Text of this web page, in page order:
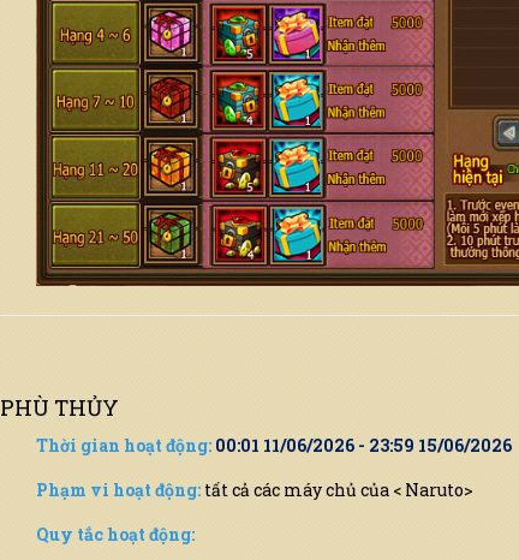
PHÙ THỦY
Thời gian hoạt động: 00:01 11/06/2026 - 23:59 15/06/2026
Phạm vi hoạt động:tất cả các máy chủ của < Naruto>
Quy tắc hoạt động: